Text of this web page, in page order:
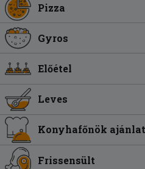
Pizza
Gyros
Előétel
Leves
Konyhafőnök
Frissensült